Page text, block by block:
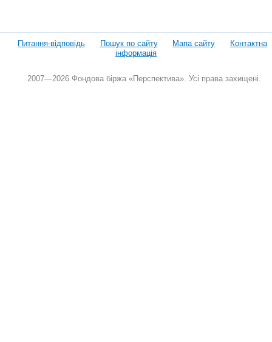
Питання-відповідь Пошук по сайту Мапа сайту
Контактна
інформація
2007—2026 Фондова біржа «Перспектива». Усі права захищені.